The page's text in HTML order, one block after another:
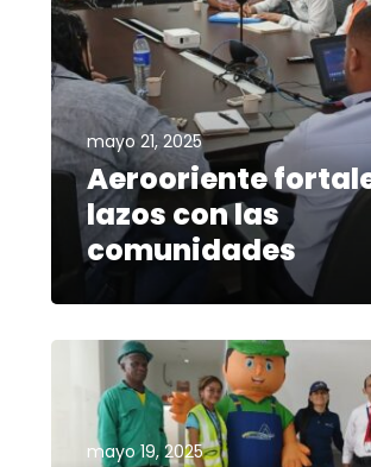
mayo 21, 2025
Aerooriente
lazos con las
comunidades
mayo 19, 2025